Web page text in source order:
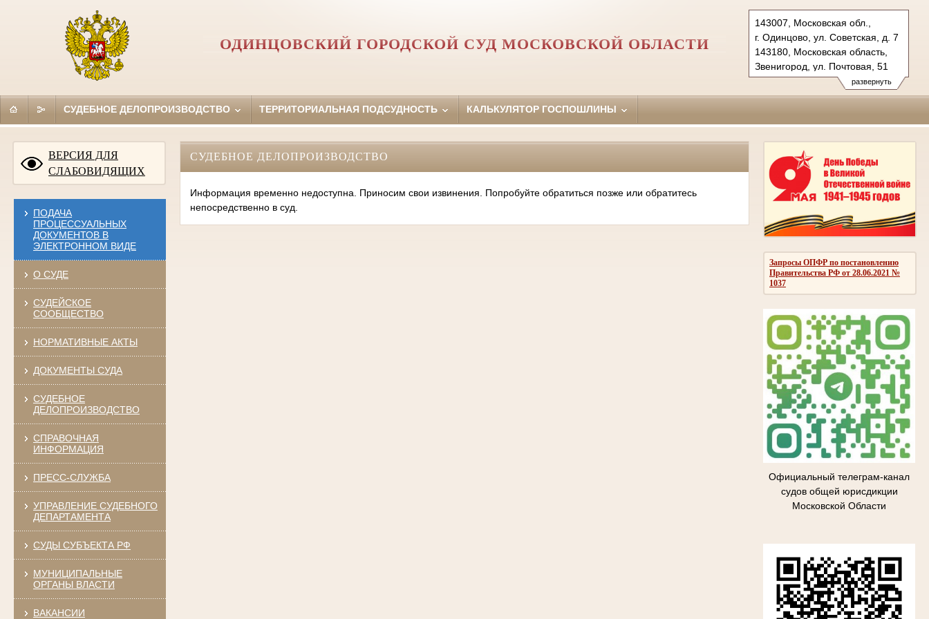
развернуть
143007, Московская обл.,
г. Одинцово, ул. Советская, д. 7
143180, Московская область,
Звенигород, ул. Почтовая, 51
Тел.: (495)590-74-76 (гр.)
593-56-20 (уг.)
697 13 27 (кас канц.)
показать на карте
ОДИНЦОВСКИЙ ГОРОДСКОЙ СУД МОСКОВСКОЙ ОБЛАСТИ
СУДЕБНОЕ ДЕЛОПРОИЗВОДСТВО ТЕРРИТОРИАЛЬНАЯ ПОДСУДНОСТЬ КАЛЬКУЛЯТОР ГОСПОШЛИНЫ
ВЕРСИЯ ДЛЯ
СЛАБОВИДЯЩИХ
ПОДАЧА
ПРОЦЕССУАЛЬНЫХ
ДОКУМЕНТОВ В
ЭЛЕКТРОННОМ ВИДЕ
О СУДЕ
СУДЕЙСКОЕ
СООБЩЕСТВО
НОРМАТИВНЫЕ АКТЫ
ДОКУМЕНТЫ СУДА
СУДЕБНОЕ
ДЕЛОПРОИЗВОДСТВО
СПРАВОЧНАЯ
ИНФОРМАЦИЯ
ПРЕСС-СЛУЖБА
УПРАВЛЕНИЕ СУДЕБНОГО
ДЕПАРТАМЕНТА
СУДЫ СУБЪЕКТА РФ
МУНИЦИПАЛЬНЫЕ
ОРГАНЫ ВЛАСТИ
ВАКАНСИИ
Запросы ОПФР по постановлению
Правительства РФ от 28.06.2021 №
1037
Официальный телеграм-канал
судов общей юрисдикции
Московской Области
СУДЕБНОЕ ДЕЛОПРОИЗВОДСТВО
Информация временно недоступна. Приносим свои извинения. Попробуйте обратиться позже или обратитесь
непосредственно в суд.